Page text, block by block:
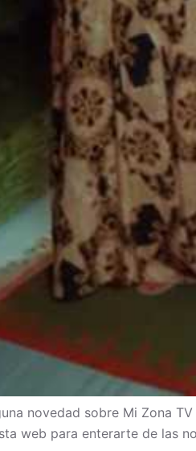
novedad sobre Mi Zona
web para enterarte de las